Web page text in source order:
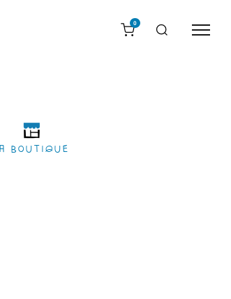
0
BOUTIQUE